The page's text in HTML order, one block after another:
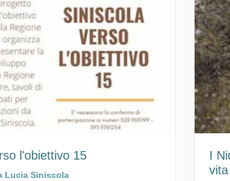
l'obiettivo 15
Lucia Siniscola
I